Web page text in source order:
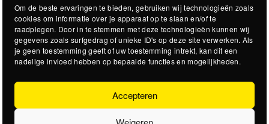
Om de beste ervaringen te bieden, gebruiken wij technologieën zoals
cookies om informatie over je apparaat op te slaan en/of te
raadplegen. Door in te stemmen met deze technologieën kunnen wij
gegevens zoals surfgedrag of unieke ID's op deze site verwerken. Als
je geen toestemming geeft of uw toestemming intrekt, kan dit een
nadelige invloed hebben op bepaalde functies en mogelijkheden.
Accepteren